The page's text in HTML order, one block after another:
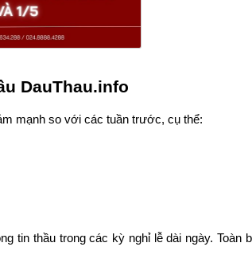
DauThau.info
mạnh so với các tuần trước, cụ thể:
tin thầu trong các kỳ nghỉ lễ dài ngày. Toàn